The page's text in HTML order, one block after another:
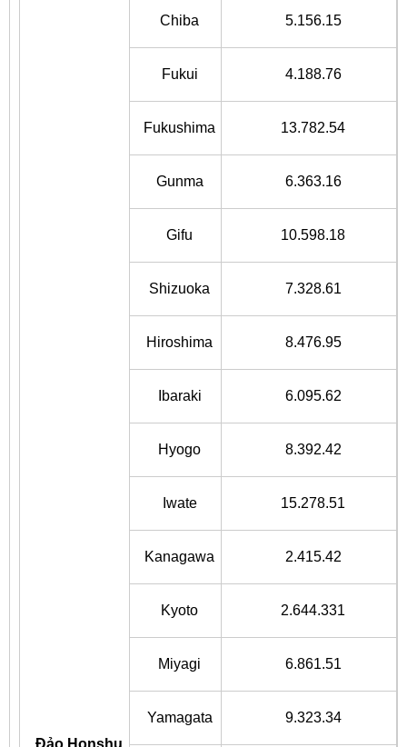
Đảo Honshu
Chiba 5.156.15
Fukui 4.188.76
Fukushima 13.782.54
Gunma 6.363.16
Gifu 10.598.18
Shizuoka 7.328.61
Hiroshima 8.476.95
Ibaraki 6.095.62
Hyogo 8.392.42
Iwate 15.278.51
Kanagawa 2.415.42
Kyoto 2.644.331
Miyagi 6.861.51
Yamagata 9.323.34